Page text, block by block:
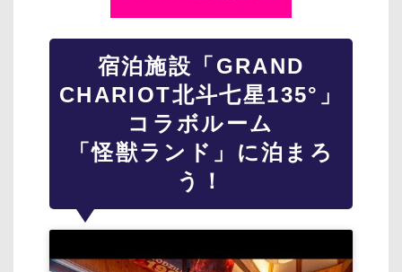
宿泊施設「GRAND
CHARIOT北斗七星135°」
コラボルーム
「怪獣ランド」に泊まろ
う！